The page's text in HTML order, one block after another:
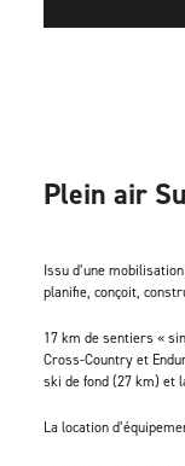
Plein air
Issu d’une
planifie, conçoit,
17 km de sentiers «
Cross-Country et
ski de fond (27 km) et
La location